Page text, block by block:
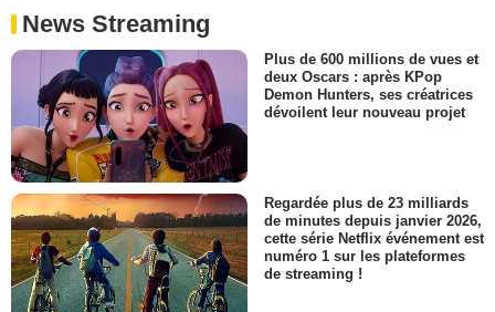
News Streaming
Plus de 600 millions de vues et
deux Oscars : après KPop
Demon Hunters, ses créatrices
dévoilent leur nouveau projet
Regardée plus de 23 milliards
de minutes depuis janvier 2026,
cette série Netflix événement est
numéro 1 sur les plateformes
de streaming !